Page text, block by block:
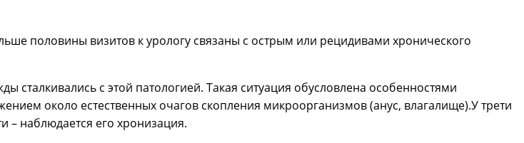
половины визитов к урологу связаны с острым или рецидивами хронического
с этой патологией. Такая ситуация обусловлена особенностями
около естественных очагов скопления микроорганизмов (анус, влагалище).У трети
– наблюдается его хронизация.